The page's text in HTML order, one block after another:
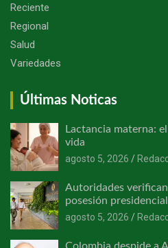
Reciente
Regional
Salud
Variedades
Últimas Noticas
Lactancia materna:
vida
agosto 5, 2026
Autoridades
posesión
agosto 5, 2026
Colombia despide a